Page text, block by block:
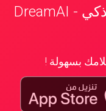
📱 تطبيق تفسير الأحلام الذكي - DreamAI
بسهولة !